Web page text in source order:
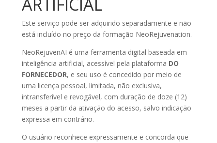
Este serviço pode ser adquirido separadamente e não
está incluído no preço da formação NeoRejuvenation.
NeoRejuvenAI é uma ferramenta digital baseada em
inteligência artificial, acessível pela plataforma DO
FORNECEDOR, e seu uso é concedido por meio de
uma licença pessoal, limitada, não exclusiva,
intransferível e revogável, com duração de doze (12)
meses a partir da ativação do acesso, salvo indicação
expressa em contrário.
O usuário reconhece expressamente e concorda que